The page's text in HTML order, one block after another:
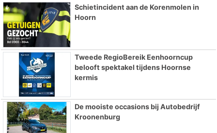
Schietincident aan de Korenmolen in
Hoorn
Tweede RegioBereik Eenhoorncup
belooft spektakel tijdens Hoornse
kermis
De mooiste occasions bij Autobedrijf
Kroonenburg